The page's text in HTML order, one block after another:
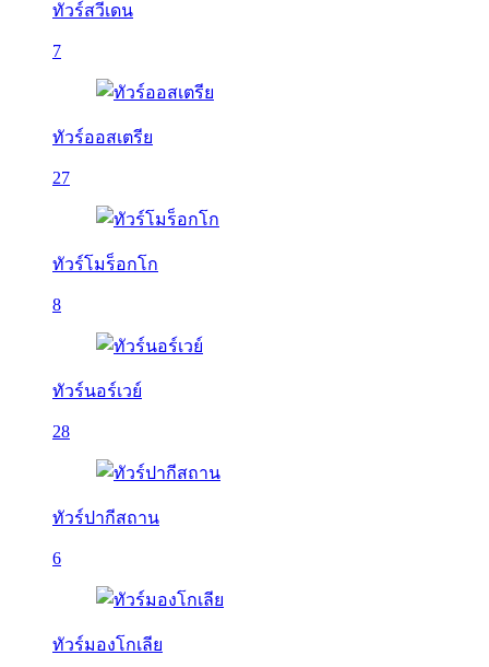
ทัวร์สวีเดน
7
ทัวร์ออสเตรีย
27
ทัวร์โมร็อกโก
8
ทัวร์นอร์เวย์
28
ทัวร์ปากีสถาน
6
ทัวร์มองโกเลีย